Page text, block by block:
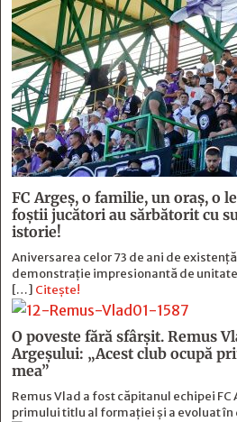
FC Argeş, o familie, un oraș, o
foştii jucători au sărbătorit cu
istorie!
Aniversarea celor 73 de ani de
demonstrație impresionantă de
[…] Citește!
O poveste fără sfârşit. Remus
Argeşului: „Acest club ocupă
mea”
Remus Vlad a fost căpitanul echipei
primului titlu al formației și a evoluat